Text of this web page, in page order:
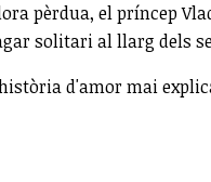
pèrdua, el príncep
solitari al llarg dels
d'amor mai